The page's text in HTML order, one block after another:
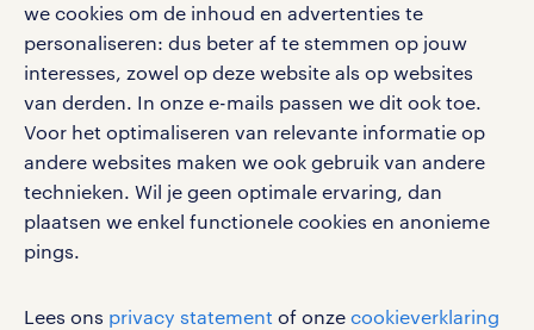
we cookies om de inhoud en advertenties te
personaliseren: dus beter af te stemmen op jouw
interesses, zowel op deze website als op websites
van derden. In onze e-mails passen we dit ook toe.
Voor het optimaliseren van relevante informatie op
andere websites maken we ook gebruik van andere
technieken. Wil je geen optimale ervaring, dan
plaatsen we enkel functionele cookies en anonieme
pings.
Lees ons privacy statement of onze cookieverklaring
werken bij randstad
gebruikersvoorwaarden
privacystatement
cookies
disclaimer
sitemap
RANDSTAD, HUMAN FORWARD en SHAPING THE